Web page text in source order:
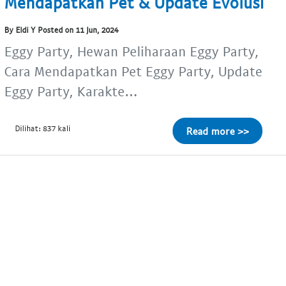
By Eldi Y Posted on 11 Jun, 2024
Eggy Party, Hewan Peliharaan Eggy Party,
Cara Mendapatkan Pet Eggy Party, Update
Eggy Party, Karakte...
Dilihat: 837 kali Read more >>